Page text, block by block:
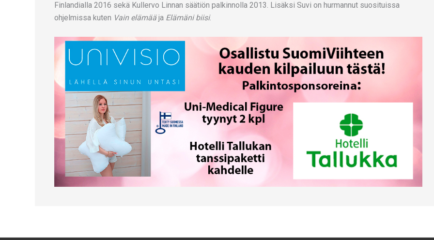
Finlandialla 2016 sekä Kullervo Linnan säätiön palkinnolla 2013. Lisäksi Suvi on hurmannut suosituissa
ohjelmissa kuten Vain elämääja Elämäni biisi.